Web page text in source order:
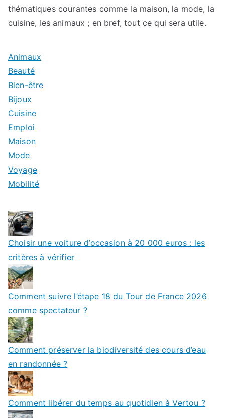
thématiques courantes comme la maison, la mode, la
cuisine, les animaux ; en bref, tout ce qui sera utile.
Animaux
Beauté
Bien-être
Bijoux
Cuisine
Emploi
Maison
Mode
Voyage
Mobilité
Choisir une voiture d’occasion à 20 000 euros : les
critères à vérifier
Comment suivre l’étape 18 du Tour de France 2026
comme spectateur ?
Comment préserver la biodiversité des cours d’eau
en randonnée ?
Comment libérer du temps au quotidien à Vertou ?